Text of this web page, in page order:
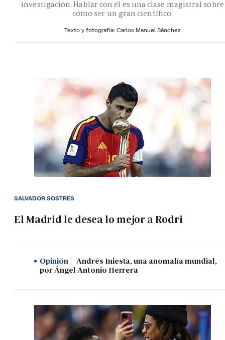
investigación. Hablar con él es una clase magistral sobre
cómo ser un gran científico.
Texto y fotografía: Carlos Manuel Sánchez
El Madrid le desea lo mejor a Rodri
SALVADOR SOSTRES
Opinión
Andrés Iniesta, una anomalía mundial,
por Ángel Antonio Herrera